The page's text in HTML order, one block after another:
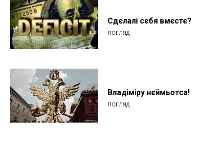
Сдєлалі сєбя вмєстє?
ПОГЛЯД
Владіміру нєймьотса!
ПОГЛЯД